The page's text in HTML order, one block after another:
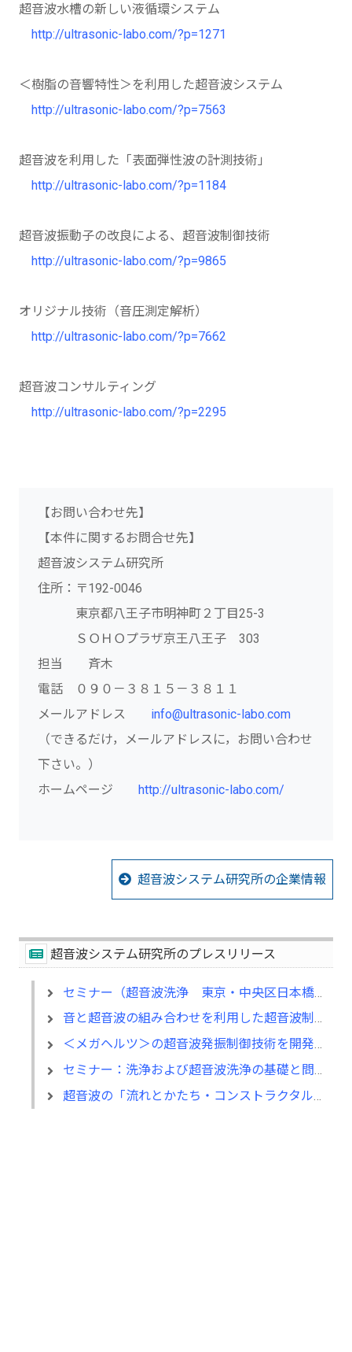
超音波水槽の新しい液循環システム
http://ultrasonic-labo.com/?p=1271
＜樹脂の音響特性＞を利用した超音波システム
http://ultrasonic-labo.com/?p=7563
超音波を利用した「表面弾性波の計測技術」
http://ultrasonic-labo.com/?p=1184
超音波振動子の改良による、超音波制御技術
http://ultrasonic-labo.com/?p=9865
オリジナル技術（音圧測定解析）
http://ultrasonic-labo.com/?p=7662
超音波コンサルティング
http://ultrasonic-labo.com/?p=2295
【お問い合わせ先】
【本件に関するお問合せ先】
超音波システム研究所
住所：〒192-0046
東京都八王子市明神町２丁目25-3
ＳＯＨＯプラザ京王八王子 303
担当 斉木
電話 ０９０－３８１５－３８１１
メールアドレス info@ultrasonic-labo.com
（できるだけ，メールアドレスに，お問い合わせ
下さい。）
ホームページ http://ultrasonic-labo.com/
超音波システム研究所の企業情報
超音波システム研究所のプレスリリース
セミナー（超音波洗浄 東京・中央区日本橋：2019.1.22）
音と超音波の組み合わせを利用した超音波制御技術を開発 Ｎｏ．６
＜メガヘルツ＞の超音波発振制御技術を開発 Ｎｏ．８
セミナー：洗浄および超音波洗浄の基礎と問題解決テクニック デモ付
超音波の「流れとかたち・コンストラクタル法則」Ｎｏ．９